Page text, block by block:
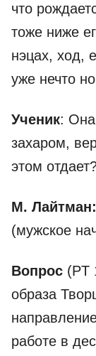
что
тоже ниже
нэцах, ход,
уже нечто
Ученик: Она
захаром,
этом
М. Лайтман:
(мужское
Вопрос (PT
образа
работе в